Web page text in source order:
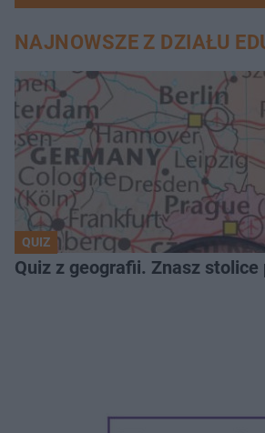
NAJNOWSZE Z DZIAŁU
QUIZ
Quiz z geografii. Znasz